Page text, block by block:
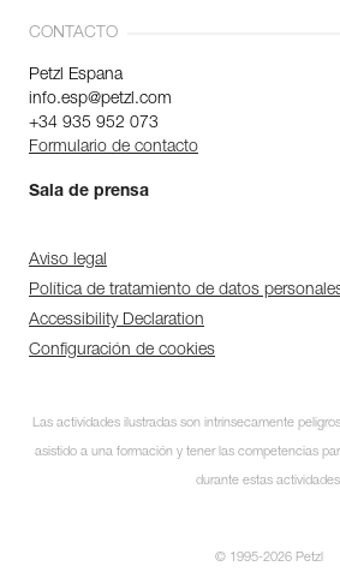
CONTACTO
Petzl Espana
info.esp@petzl.com
+34 935 952 073
Formulario de contacto
Sala de prensa
Aviso legal
Política de tratamiento de datos
Accessibility Declaration
Configuración de cookies
Las actividades ilustradas son intrínsecamente
asistido a una formación y tener las competencias
durante estas
© 1995-2026 Petzl